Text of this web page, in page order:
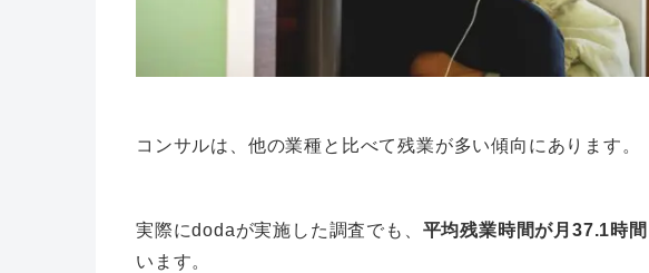
コンサルは、他の業種と比べて残業が多い傾向にあります。
実際にdodaが実施した調査でも、 平均残業時間が月37.1時間
います。